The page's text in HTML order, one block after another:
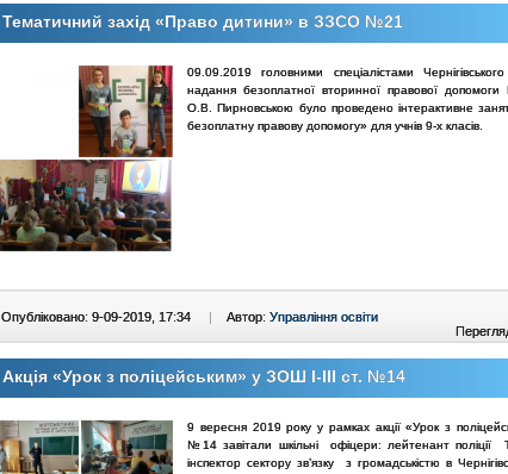
Тематичний захід «Право дитини» в ЗЗСО №21
09.09.2019 головними спеціалістами
надання безоплатної вторинної правової
О.В. Пирновською було проведено інтерактивне
безоплатну правову допомогу» для учнів 9-х класів.
Опубліковано: 9-09-2019, 17:34 | Автор: Управління освіти
Акція «Урок з поліцейським» у ЗОШ І-ІІІ ст. №14
9 вересня 2019 року у рамках акції «Урок з
№14 завітали шкільні офіцери: лейтенант поліції
інспектор сектору зв’язку з громадськістю в